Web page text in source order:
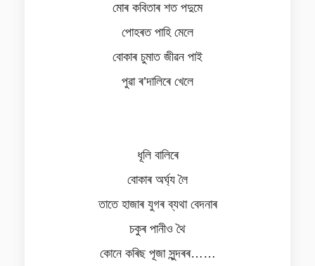
মোৰ কবিতাৰ শত পদুমে
পোহৰত পাহি মেলে
বোকাৰ চুমাত জীৱন পাই
পুৱা ৰ’দালিৰে খেলে
ধূলি বালিৰে
বোকাৰ অৰ্ঘ্য লৈ
তাতে হাজাৰ যুগৰ ব্যথা বেদনাৰ
চকুৰ পানীও থৈ
কোনে কৰিছ পূজা সুন্দৰৰ……